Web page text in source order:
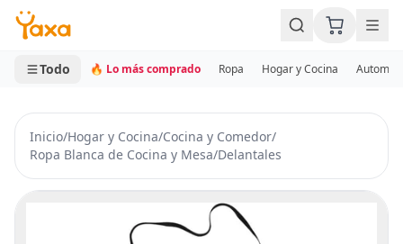
MINI CARRITO
0 productos
Todo 🔥 Lo más comprado Ropa Hogar y Cocina
Inicio/Hogar y Cocina/Cocina y Comedor/
Ropa Blanca de Cocina y Mesa/Delantales